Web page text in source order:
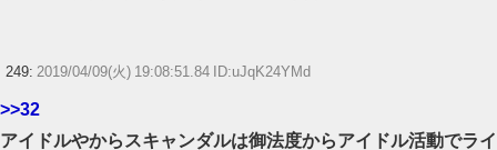
249: 2019/04/09(火) 19:08:51.84 ID:uJqK24YMd
>>32
アイドルやからスキャンダルは御法度からアイドル活動でライ